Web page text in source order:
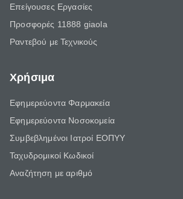
Επείγουσες Εργασίες
Προσφορές 11888 giaola
Ραντεβού με Τεχνικούς
Χρήσιμα
Εφημερεύοντα Φαρμακεία
Εφημερεύοντα Νοσοκομεία
Συμβεβλημένοι Ιατροί ΕΟΠΥΥ
Ταχυδρομικοί Κωδικοί
Αναζήτηση με αριθμό